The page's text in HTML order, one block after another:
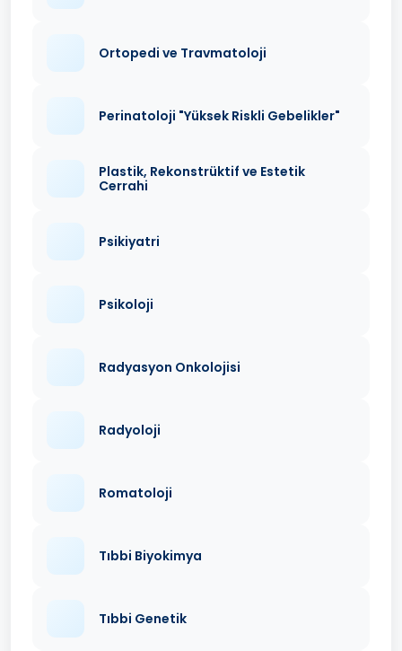
Ortopedi ve Travmatoloji
Perinatoloji "Yüksek Riskli Gebelikler"
Plastik, Rekonstrüktif ve Estetik
Cerrahi
Psikiyatri
Psikoloji
Radyasyon Onkolojisi
Radyoloji
Romatoloji
Tıbbi Biyokimya
Tıbbi Genetik